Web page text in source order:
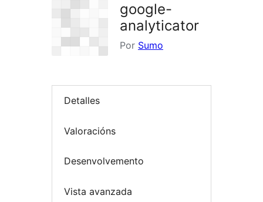
google-
analyticator
Por Sumo
Detalles
Valoracións
Desenvolvemento
Vista avanzada